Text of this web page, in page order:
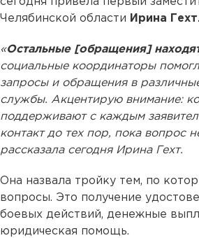
Челябинской области Ирина
«Остальные [обращения]
социальные координаторы
запросы и обращения в
службы. Акцентирую внимание:
поддерживают с каждым
контакт до тех пор, пока вопрос
рассказала сегодня Ирина Гехт.
Она назвала тройку тем, по
вопросы. Это получение
боевых действий, денежные
юридическая помощь.